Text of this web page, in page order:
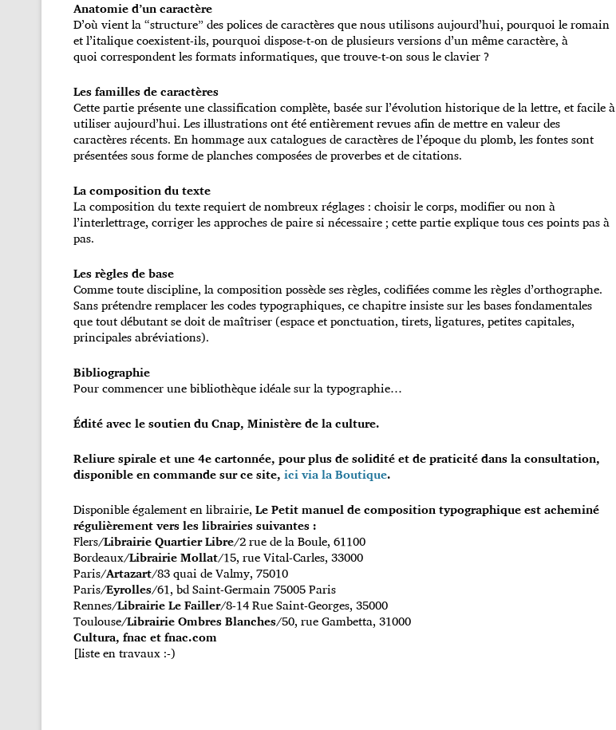
Anatomie d’un caractère
D’où vient la “structure” des polices de caractères que nous utilisons aujourd’hui, pourquoi le romain
et l’italique coexistent-ils, pourquoi dispose-t-on de plusieurs versions d’un même caractère, à
quoi correspondent les formats informatiques, que trouve-t-on sous le clavier ?
Les familles de caractères
Cette partie présente une classification complète, basée sur l’évolution historique de la lettre, et facile à
utiliser aujourd’hui. Les illustrations ont été entièrement revues afin de mettre en valeur des
caractères récents. En hommage aux catalogues de caractères de l’époque du plomb, les fontes sont
présentées sous forme de planches composées de proverbes et de citations.
La composition du texte
La composition du texte requiert de nombreux réglages : choisir le corps, modifier ou non à
l’interlettrage, corriger les approches de paire si nécessaire ; cette partie explique tous ces points pas à
pas.
Les règles de base
Comme toute discipline, la composition possède ses règles, codifiées comme les règles d’orthographe.
Sans prétendre remplacer les codes typographiques, ce chapitre insiste sur les bases fondamentales
que tout débutant se doit de maîtriser (espace et ponctuation, tirets, ligatures, petites capitales,
principales abréviations).
Bibliographie
Pour commencer une bibliothèque idéale sur la typographie…
Édité avec le soutien du Cnap, Ministère de la culture.
Reliure spirale et une 4e cartonnée, pour plus de solidité et de praticité dans la consultation,
disponible en commande sur ce site, icivia la Boutique.
Disponible également en librairie, Le Petit manuel de composition typographique est acheminé
régulièrement vers les librairies suivantes :
Flers/Librairie Quartier Libre/2 rue de la Boule, 61100
Bordeaux/Librairie Mollat/15, rue Vital-Carles, 33000
Paris/Artazart/83 quai de Valmy, 75010
Paris/Eyrolles/61, bd Saint-Germain 75005 Paris
Rennes/Librairie Le Failler/8-14 Rue Saint-Georges, 35000
Toulouse/Librairie Ombres Blanches/50, rue Gambetta, 31000
Cultura, fnac et fnac.com
[liste en travaux :-)